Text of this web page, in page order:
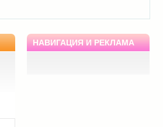
НАВИГАЦИЯ И РЕКЛАМА